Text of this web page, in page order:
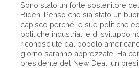
Sono stato un forte sostenitore
Biden. Penso che sia stato un
capisco perché le sue politiche
politiche industriali e di sviluppo
riconosciute dal popolo
giorno saranno apprezzate. Ha
presidente del New Deal, un